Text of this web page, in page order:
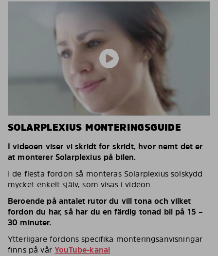
SOLARPLEXIUS MONTERINGSGUIDE
I videoen viser vi skridt for skridt, hvor nemt det er
at monterer Solarplexius på bilen.
I de flesta fordon så monteras Solarplexius solskydd
mycket enkelt själv, som visas i videon.
Beroende på antalet rutor du vill tona och vilket
fordon du har, så har du en färdig tonad bil på 15 –
30 minuter.
Ytterligare fordons specifika monteringsanvisningar
finns på vårYouTube-kanal